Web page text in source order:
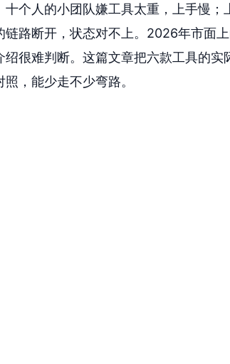
个人的小团队嫌工具太重，上手慢；
路断开，状态对不上。2026年市面
很难判断。这篇文章把六款工具的实
，能少走不少弯路。